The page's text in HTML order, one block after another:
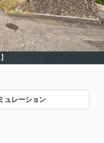
ュレーション